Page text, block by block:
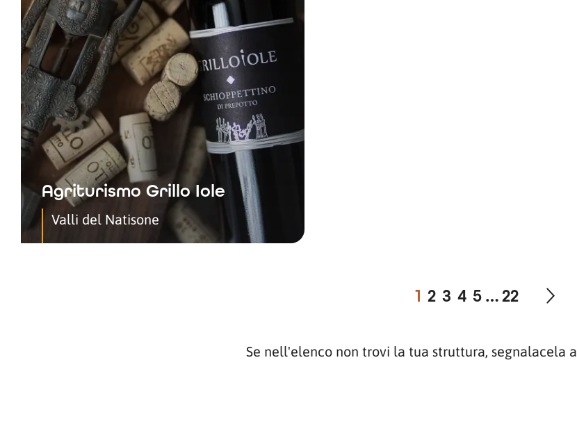
Agriturismo Grillo Iole
Valli del Natisone
1 2 3 4 5 …22
Se nell'elenco non trovi la tua struttura, segnalacela a